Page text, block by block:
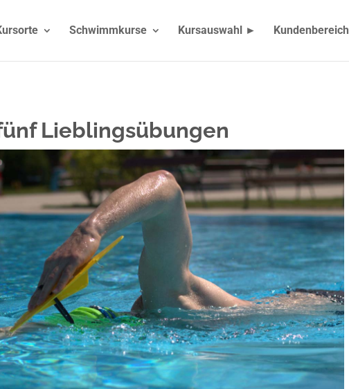
Schwimmkurse Kursauswahl ► Kundenbereich
Lieblingsübungen